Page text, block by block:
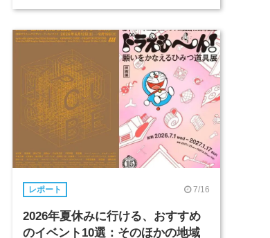
レポート 7/16
2026年夏休みに行ける、おすすめ
のイベント10選：そのほかの地域